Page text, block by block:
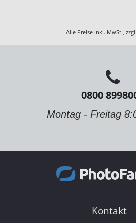
Alle Preise inkl. MwSt., zzgl.
0800
Montag - Freitag
Kontakt